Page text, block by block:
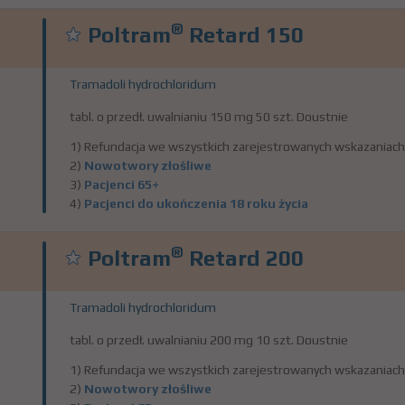
Poltram® Retard 150
Tramadoli hydrochloridum
tabl. o przedł. uwalnianiu 150 mg 50 szt. Doustnie
1) Refundacja we wszystkich zarejestrowanych
2) Nowotwory złośliwe
3) Pacjenci 65+
4) Pacjenci do ukończenia 18 roku życia
Poltram® Retard 200
Tramadoli hydrochloridum
tabl. o przedł. uwalnianiu 200 mg 10 szt. Doustnie
1) Refundacja we wszystkich zarejestrowanych
2) Nowotwory złośliwe